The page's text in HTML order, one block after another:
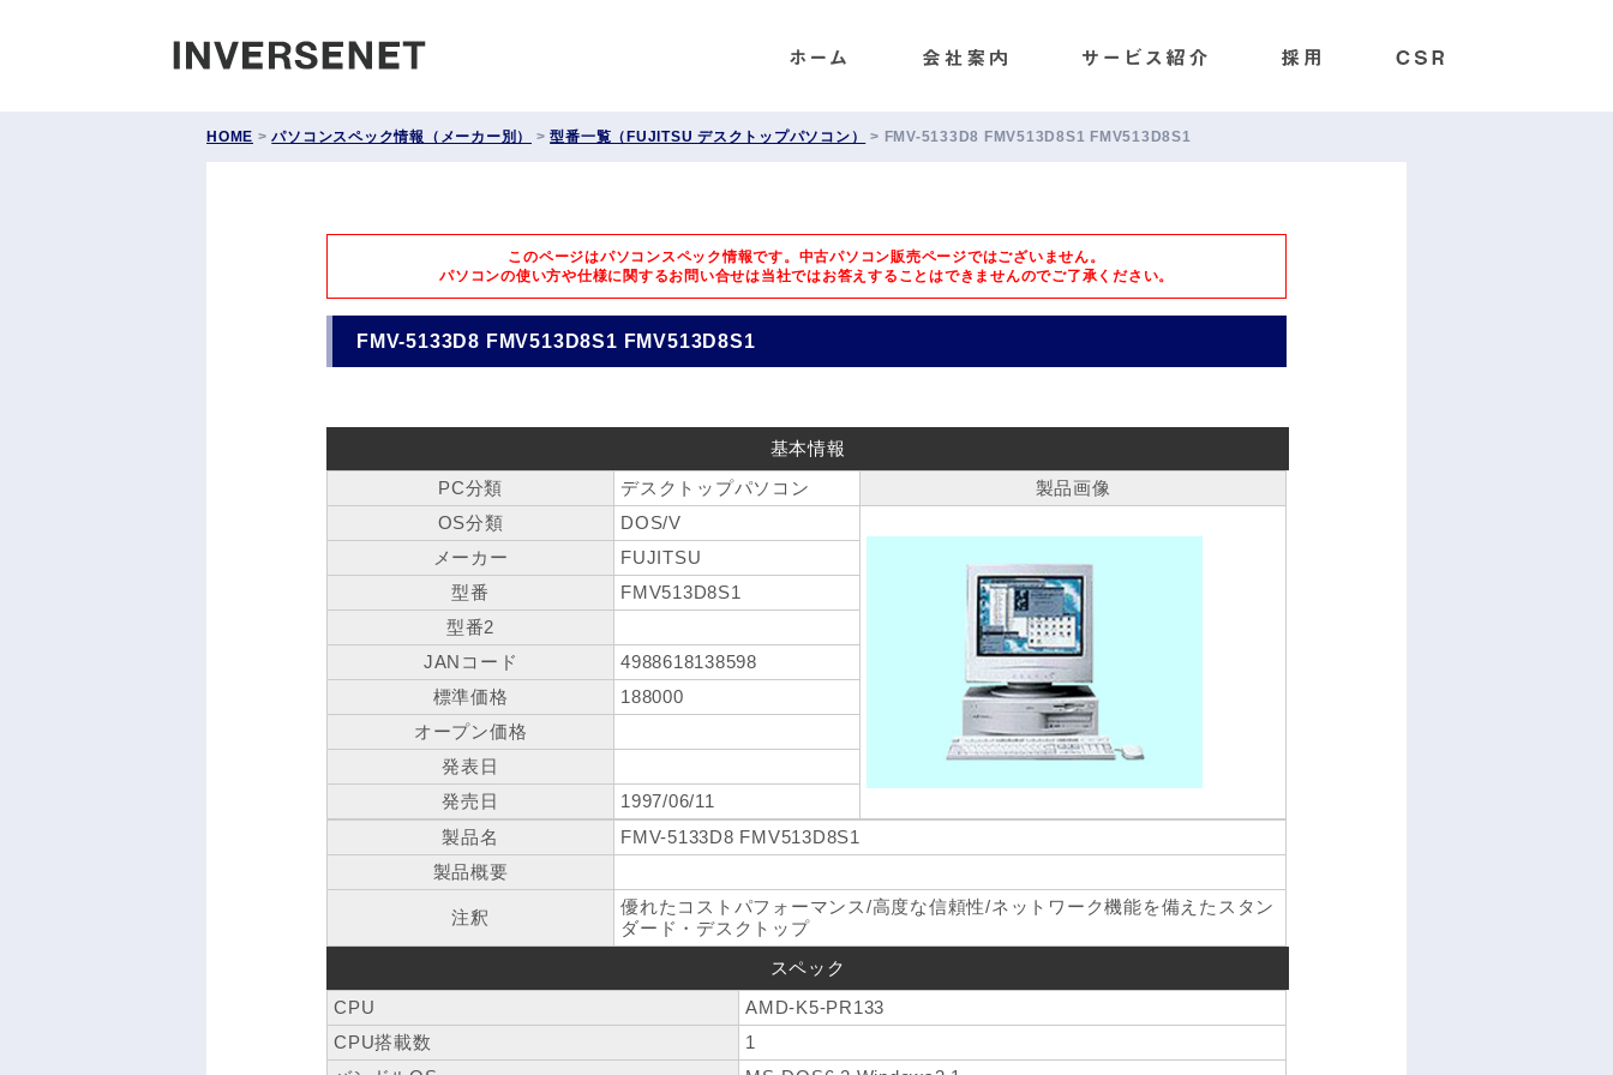
HOME >パソコンスペック情報（メーカー別） >型番一覧（FUJITSU デスクトップパソコン） > FMV-5133D8 FMV513D8S1 FMV513D8S1
このページはパソコンスペック情報です。中古パソコン販売ページではございません。
パソコンの使い方や仕様に関するお問い合せは当社ではお答えすることはできませんのでご了承ください。
FMV-5133D8 FMV513D8S1 FMV513D8S1
基本情報
PC分類
デスクトップパソコン
製品画像
OS分類
DOS/V
メーカー
FUJITSU
型番
FMV513D8S1
型番2
JANコード
4988618138598
標準価格
188000
オープン価格
発表日
発売日
1997/06/11
製品名
FMV-5133D8 FMV513D8S1
製品概要
注釈
優れたコストパフォーマンス/高度な信頼性/ネットワーク機能を備えたスタン
ダード・デスクトップ
スペック
CPU
AMD-K5-PR133
CPU搭載数
1